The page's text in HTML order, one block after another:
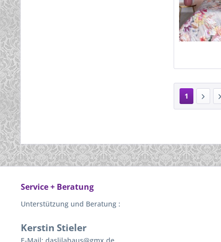
1
Service + Beratung
Unterstützung und Beratung :
Kerstin Stieler